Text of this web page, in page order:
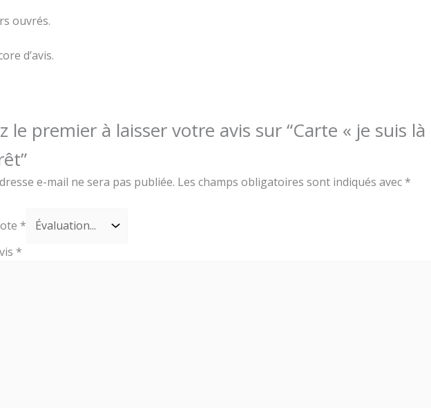
ouvrés.
d’avis.
le premier à laisser votre avis sur “Carte « je suis
e-mail ne sera pas publiée. Les champs obligatoires sont indiqués avec *
*
*